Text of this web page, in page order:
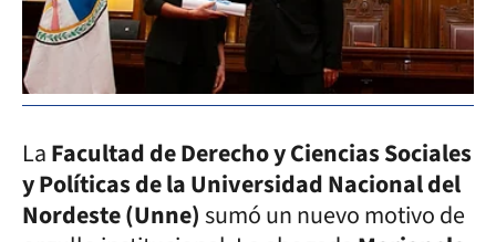
LaFacultad de Derecho y Ciencias Sociales
y Políticas de la Universidad Nacional del
Nordeste (Unne)sumó un nuevo motivo de